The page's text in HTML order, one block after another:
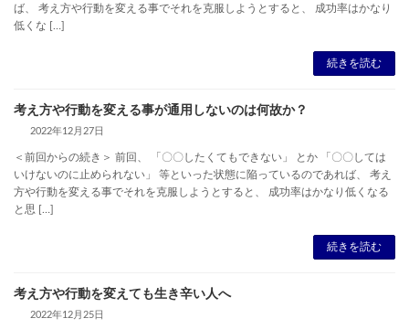
ば、 考え方や行動を変える事でそれを克服しようとすると、 成功率はかなり
低くな […]
続きを読む
考え方や行動を変える事が通用しないのは何故か？
2022年12月27日
＜前回からの続き＞ 前回、 「〇〇したくてもできない」 とか 「〇〇しては
いけないのに止められない」 等といった状態に陥っているのであれば、 考え
方や行動を変える事でそれを克服しようとすると、 成功率はかなり低くなる
と思 […]
続きを読む
考え方や行動を変えても生き辛い人へ
2022年12月25日